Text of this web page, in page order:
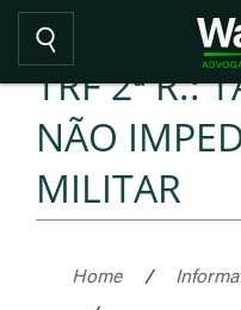
TRF 2ª R.:
NÃO
MILITAR
Home /